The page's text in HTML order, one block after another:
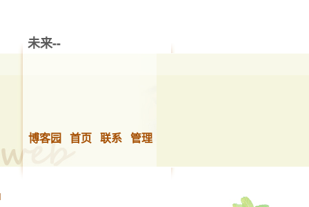
未来--
博客园 首页 联系 管理